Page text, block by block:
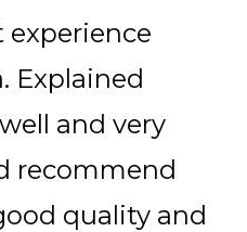
experience
Explained
and very
recommend
quality and